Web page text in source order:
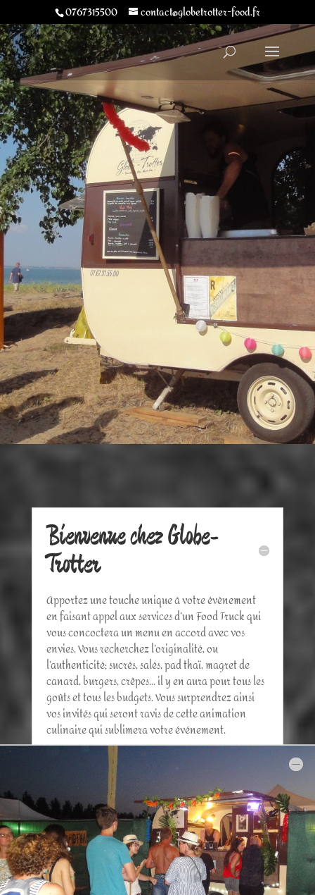
0767315500 contact@globetrotter-food.fr
Bienvenue chez Globe-
Trotter
Apportez une touche unique à votre évènement
en faisant appel aux services d’un Food Truck qui
vous concoctera un menu en accord avec vos
envies. Vous recherchez l’originalité, ou
l’authenticité; sucrés, salés, pad thaï, magret de
canard, burgers, crêpes… il y en aura pour tous les
goûts et tous les budgets. Vous surprendrez ainsi
vos invités qui seront ravis de cette animation
culinaire qui sublimera votre événement.